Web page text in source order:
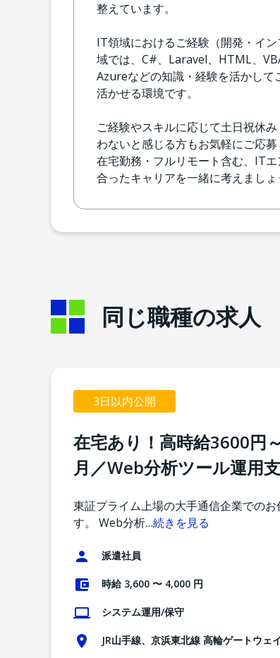
整えています。
IT領域におけるご経験（開発・イ
域では、C#、Laravel、HTML、
Azureなどの知識・経験を活かし
活かせる環境です。
ご経験やスキルに応じて土日祝休
わないと感じる方もお気軽にご応募
在宅勤務・フルリモート含む、IT
合ったキャリアを一緒に考えましょ
同じ職種の求人
3日以内公開
在宅あり！高時給3600円
月／Web分析ツール運用
東証プライム上場の大手通信企業でのお
す。 Web分析…続きを見る
派遣社員
時給 3,600 〜 4,000 円
システム運用/保守
JR山手線、京浜東北線 高輪ゲートウェイ